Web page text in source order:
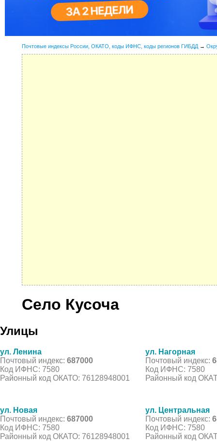
Почтовые индексы России, ОКАТО, коды ИФНС, коды регионов ГИБДД →
Село Кусоча
Улицы
ул. Ленина
Почтовый индекс: 687000
Код ИФНС: 7580
Районный код ОКАТО: 76128948001
ул. Нагорная
Почтовый индекс:
Код ИФНС: 7580
Районный код
ул. Новая
Почтовый индекс: 687000
Код ИФНС: 7580
Районный код ОКАТО: 76128948001
ул. Центральная
Почтовый индекс:
Код ИФНС: 7580
Районный код